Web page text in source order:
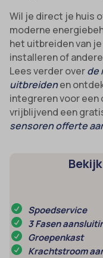
Wil je direct je huis
moderne
het uitbreiden van
installeren of
Lees verder overde
uitbreidenen
integreren voor een
vrijblijvend een
sensoren offerte
Spoedservice
3 Fasen
Groepenkast
Krachtstroom